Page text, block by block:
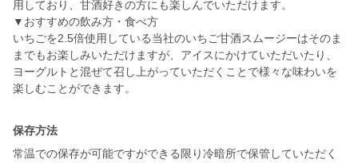
用しており、甘酒好きの方にも楽しんでいただけます。
▼おすすめの飲み方・食べ方
いちごを2.5倍使用している当社のいちご甘酒スムージーはそのま
までもお楽しみいただけますが、アイスにかけていただいたり、
ヨーグルトと混ぜて召し上がっていただくことで様々な味わいを
楽しむことができます。
保存方法
常温での保存が可能ですができる限り冷暗所で保管していただく